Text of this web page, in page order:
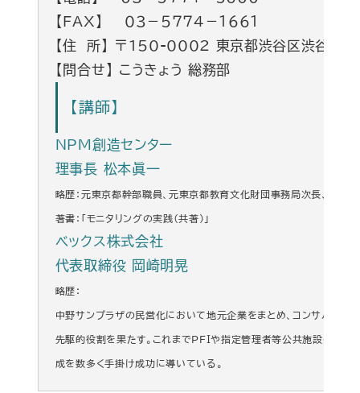
【FAX】 ０３－５７７４－１６６１
【住 所】 〒150-0002 東京都渋谷区渋谷3-
【問合せ】 こうきょう 総務部
【講師】
NPM創造センター
理事長 松本眞一
略歴：元東京都幹部職員、元東京都教育文化財団事務局次長、前東
著書：「モニタリングの実践（共著）」
ベックス株式会社
代表取締役 岡崎明晃
略歴：
中野サンプラザの民営化において地元企業をまとめ、コンサルティ
先駆的役割を果たす。これまでＰＦＩや指定管理者等公共施設の民
成を数多く手掛け成功に導いている。